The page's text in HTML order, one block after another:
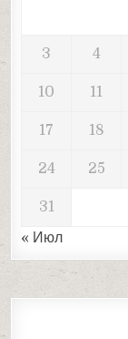
3 4
10 11
17 18
24 25
31
« Июл